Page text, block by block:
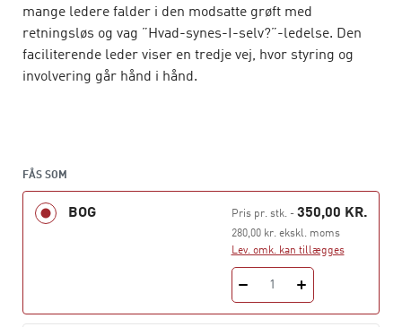
mange ledere falder i den modsatte grøft med
retningsløs og vag ”Hvad-synes-I-selv?”-ledelse. Den
faciliterende leder viser en tredje vej, hvor styring og
involvering går hånd i hånd.
– og til de små samtaler i døren, når en medarbejder
spørger: ”Har du lige to minutter?”
Bag det hele ligger et menneskesyn, hvor lederen-som-
facilitator tilgodeser medarbejdernes behov for
samhørighed, kompetence og autonomi og desuden
FÅS SOM
BOG Pris pr. stk.- 350,00 KR.
280,00 kr. ekskl. moms
Lev. omk. kan tillægges
1